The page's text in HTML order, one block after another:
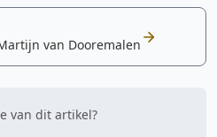
van Dooremalen
van dit artikel?